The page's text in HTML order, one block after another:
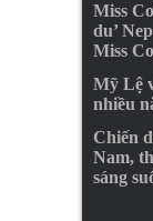
Miss
du’
Miss
Mỹ Lệ
nhiều
Chiến
Nam,
sáng